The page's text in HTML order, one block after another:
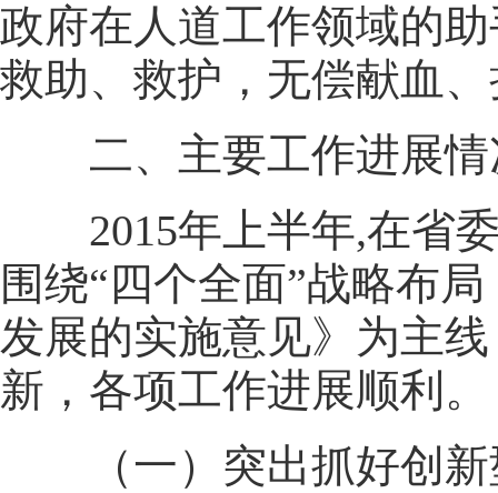
政府在人道工作领域的
救助、救护，无偿献血
二、主要工作进展情
2015年上半年,在省委
围绕“四个全面”战略布
发展的实施意见》为主
新，各项工作进展顺利。
（一）突出抓好创新